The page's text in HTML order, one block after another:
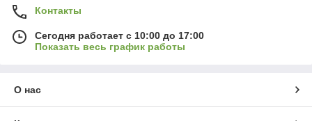
Контакты
Сегодня работает с 10:00 до 17:00
Показать весь график работы
О нас